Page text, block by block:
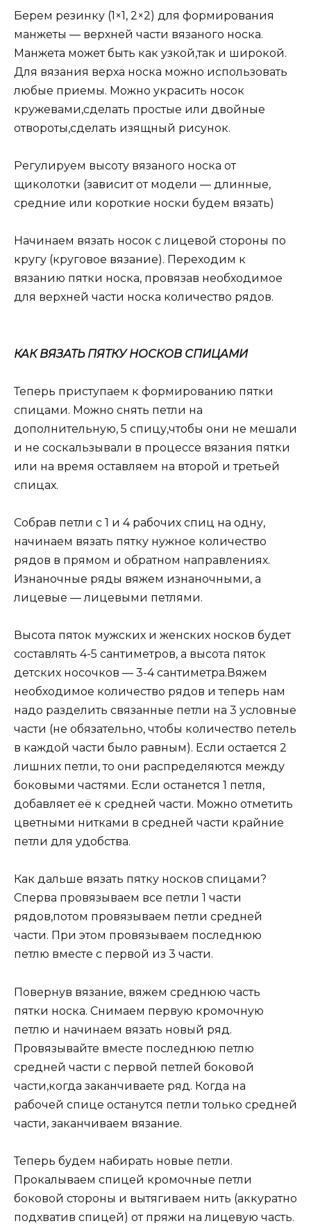
Берем резинку (1×1, 2×2) для формирования
манжеты — верхней части вязаного носка.
Манжета может быть как узкой,так и широкой.
Для вязания верха носка можно использовать
любые приемы. Можно украсить носок
кружевами,сделать простые или двойные
отвороты,сделать изящный рисунок.
Регулируем высоту вязаного носка от
щиколотки (зависит от модели — длинные,
средние или короткие носки будем вязать)
Начинаем вязать носок с лицевой стороны по
кругу (круговое вязание). Переходим к
вязанию пятки носка, провязав необходимое
для верхней части носка количество рядов.
КАК ВЯЗАТЬ ПЯТКУ НОСКОВ СПИЦАМИ
Теперь приступаем к формированию пятки
спицами. Можно снять петли на
дополнительную, 5 спицу,чтобы они не мешали
и не соскальзывали в процессе вязания пятки
или на время оставляем на второй и третьей
спицах.
Собрав петли с 1 и 4 рабочих спиц на одну,
начинаем вязать пятку нужное количество
рядов в прямом и обратном направлениях.
Изнаночные ряды вяжем изнаночными, а
лицевые — лицевыми петлями.
Высота пяток мужских и женских носков будет
составлять 4-5 сантиметров, а высота пяток
детских носочков — 3-4 сантиметра.Вяжем
необходимое количество рядов и теперь нам
надо разделить связанные петли на 3 условные
части (не обязательно, чтобы количество петель
в каждой части было равным). Если остается 2
лишних петли, то они распределяются между
боковыми частями. Если останется 1 петля,
добавляет её к средней части. Можно отметить
цветными нитками в средней части крайние
петли для удобства.
Как дальше вязать пятку носков спицами?
Сперва провязываем все петли 1 части
рядов,потом провязываем петли средней
части. При этом провязываем последнюю
петлю вместе с первой из 3 части.
Повернув вязание, вяжем среднюю часть
пятки носка. Снимаем первую кромочную
петлю и начинаем вязать новый ряд.
Провязывайте вместе последнюю петлю
средней части с первой петлей боковой
части,когда заканчиваете ряд. Когда на
рабочей спице останутся петли только средней
части, заканчиваем вязание.
Теперь будем набирать новые петли.
Прокалываем спицей кромочные петли
боковой стороны и вытягиваем нить (аккуратно
подхватив спицей) от пряжи на лицевую часть.